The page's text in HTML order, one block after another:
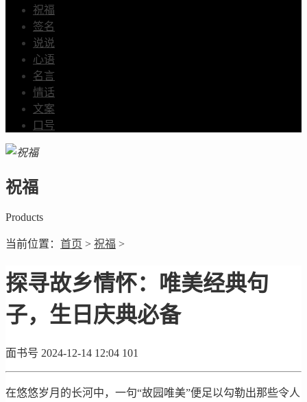
祝福
签名
说说
心语
名言
情话
文案
口号
祝福
Products
当前位置： 首页 > 祝福 >
探寻故乡情怀：唯美经典句
子，生日庆典必备
面书号 2024-12-14 12:04 101
在悠悠岁月的长河中，一句“故园唯美”便足以勾勒出那些令人